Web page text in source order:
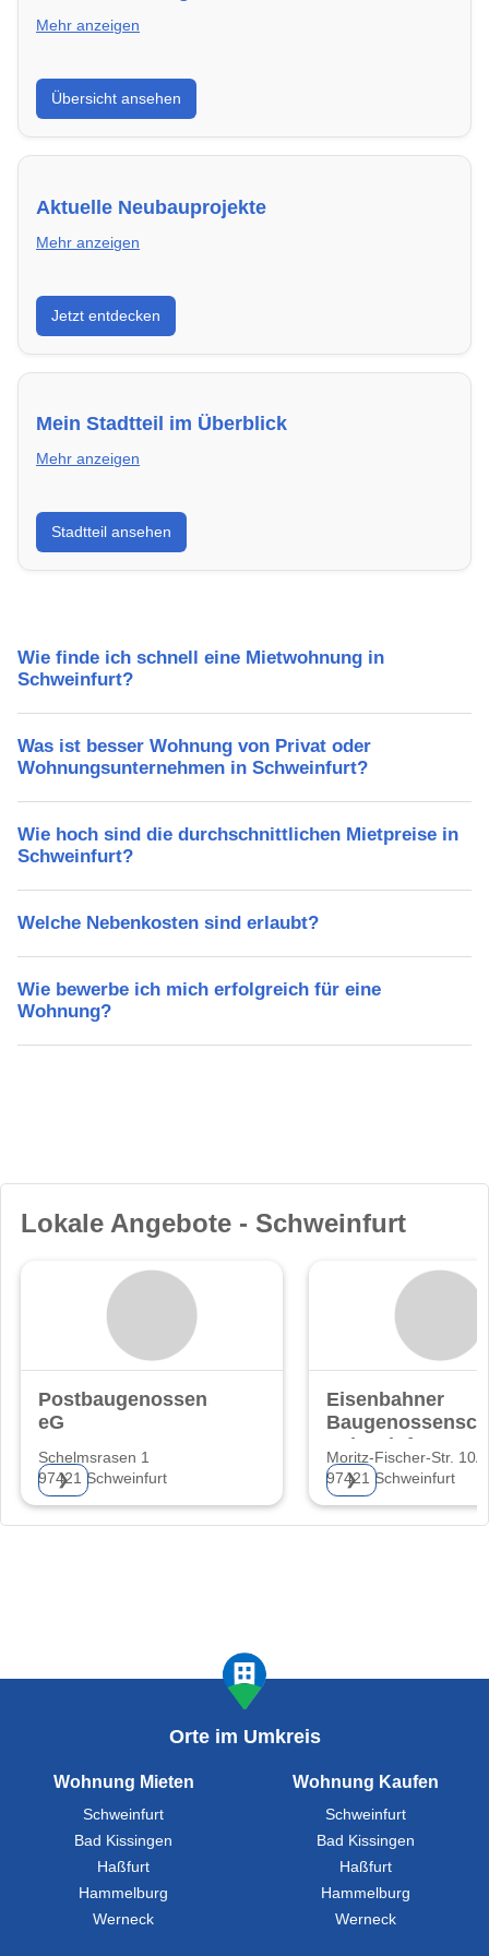
Mehr anzeigen
Hier findest du die wichtigsten Anbieter in Schweinfurt
– von Genossenschaften bis zu privaten Vermietern.
Übersicht ansehen
Aktuelle Neubauprojekte
Mehr anzeigen
Entdecke Neubauprojekte in Schweinfurt – modern,
energieeffizient und sofort bezugsfertig.
Jetzt entdecken
Mein Stadtteil im Überblick
Mehr anzeigen
Erfahre mehr über deinen Stadtteil in Schweinfurt:
Lebensqualität, Verkehrsanbindung, Schulen,
Freizeitmöglichkeiten und Mietpreise.
Stadtteil ansehen
Wie finde ich schnell eine Mietwohnung in
Schweinfurt?
Was ist besser Wohnung von Privat oder
Wohnungsunternehmen in Schweinfurt?
Wie hoch sind die durchschnittlichen Mietpreise in
Schweinfurt?
Welche Nebenkosten sind erlaubt?
Wie bewerbe ich mich erfolgreich für eine
Wohnung?
Lokale Angebote - Schweinfurt
Postbaugenossenschaft
eG
Schelmsrasen 1
97421 Schweinfurt
❯
Eisenbahner
Schweinfurt e.G.
Moritz-Fischer-Str. 10A
97421 Schweinfurt
❯
Orte im Umkreis
Wohnung Mieten
Schweinfurt
Bad Kissingen
Haßfurt
Hammelburg
Werneck
Wohnung Kaufen
Schweinfurt
Bad Kissingen
Haßfurt
Hammelburg
Werneck